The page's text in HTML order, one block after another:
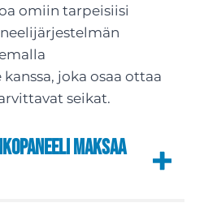
omiin tarpeisiisi
joka osaa ottaa
seikat.
maksaa